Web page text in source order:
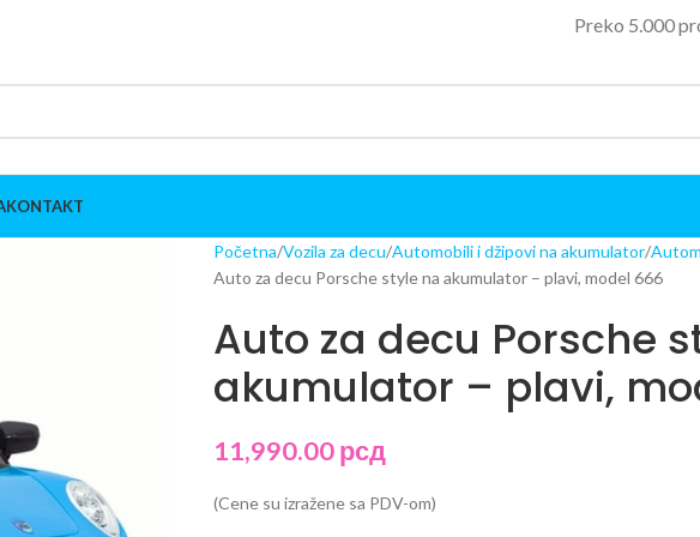
Preko 5.000
KONTAKT
Početna Vozila za decu Automobili i džipovi na akumulator
Auto za decu Porsche style na akumulator – plavi, model 666
Auto za decu Porsche
akumulator – plavi,
11,990.00рсд
(Cene su izražene sa PDV-om)